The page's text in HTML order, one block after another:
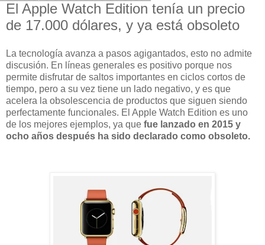
El Apple Watch Edition tenía un precio
de 17.000 dólares, y ya está obsoleto
La tecnología avanza a pasos agigantados, esto no admite
discusión. En líneas generales es positivo porque nos
permite disfrutar de saltos importantes en ciclos cortos de
tiempo, pero a su vez tiene un lado negativo, y es que
acelera la obsolescencia de productos que siguen siendo
perfectamente funcionales. El Apple Watch Edition es uno
de los mejores ejemplos, ya que fue lanzado en 2015 y
ocho años después ha sido declarado como obsoleto.